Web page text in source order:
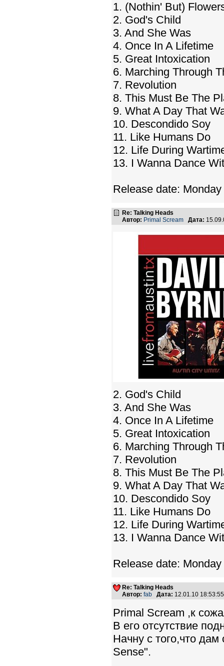
1. (Nothin' But)
2. God's Child
3. And She Was
4. Once In A Lifetime
5. Great Intoxication
6. Marching Through
7. Revolution
8. This Must Be The
9. What A Day That
10. Descondido Soy
11. Like Humans Do
12. Life During
13. I Wanna Dance
Release date:
Re: Talking Heads
Автор: Primal Scream Дата:
2. God's Child
3. And She Was
4. Once In A Lifetime
5. Great Intoxication
6. Marching Through
7. Revolution
8. This Must Be The
9. What A Day That
10. Descondido Soy
11. Like Humans Do
12. Life During
13. I Wanna Dance
Release date:
Re: Talking Heads
Автор: fab Дата: 12.01.10
Primal Scream ,к
В его отсутствие
Начну с того,что
Sense".